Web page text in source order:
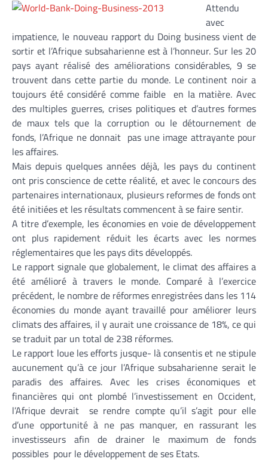
Attendu
avec
impatience, le nouveau rapport du Doing business vient de
sortir et l’Afrique subsaharienne est à l’honneur. Sur les 20
pays ayant réalisé des améliorations considérables, 9 se
trouvent dans cette partie du monde. Le continent noir a
toujours été considéré comme faible en la matière. Avec
des multiples guerres, crises politiques et d’autres formes
de maux tels que la corruption ou le détournement de
fonds, l’Afrique ne donnait pas une image attrayante pour
les affaires.
Mais depuis quelques années déjà, les pays du continent
ont pris conscience de cette réalité, et avec le concours des
partenaires internationaux, plusieurs reformes de fonds ont
été initiées et les résultats commencent à se faire sentir.
A titre d’exemple, les économies en voie de développement
ont plus rapidement réduit les écarts avec les normes
réglementaires que les pays dits développés.
Le rapport signale que globalement, le climat des affaires a
été amélioré à travers le monde. Comparé à l’exercice
précédent, le nombre de réformes enregistrées dans les 114
économies du monde ayant travaillé pour améliorer leurs
climats des affaires, il y aurait une croissance de 18%, ce qui
se traduit par un total de 238 réformes.
Le rapport loue les efforts jusque- là consentis et ne stipule
aucunement qu’à ce jour l’Afrique subsaharienne serait le
paradis des affaires. Avec les crises économiques et
financières qui ont plombé l’investissement en Occident,
l’Afrique devrait se rendre compte qu’il s’agit pour elle
d’une opportunité à ne pas manquer, en rassurant les
investisseurs afin de drainer le maximum de fonds
possibles pour le développement de ses Etats.